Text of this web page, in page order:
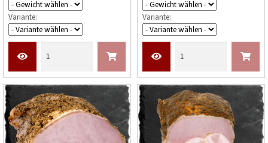
t
e
t
t
0
v
o
n
Variante:
t
e
t
t
0
v
o
n
Variante: